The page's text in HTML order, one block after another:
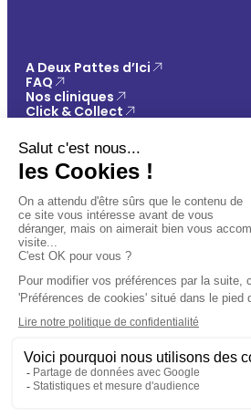
A Deux Pattes d’Ici
FAQ
Nos cliniques
Click & Collect
Vos avantages
Conseils
Paiement 100%
Politique de confidentialité
Conditions générales de vente
Gestions des cookies
Plan du site